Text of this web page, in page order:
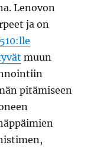
Lenovon
ja on
muun
pitämiseen